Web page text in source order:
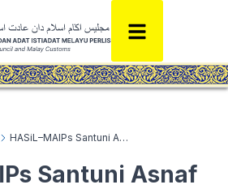
HASiL–MAIPs Santuni Asnaf Menerusi Program CSR HASiL Prihatin 2026
Santuni Asnaf